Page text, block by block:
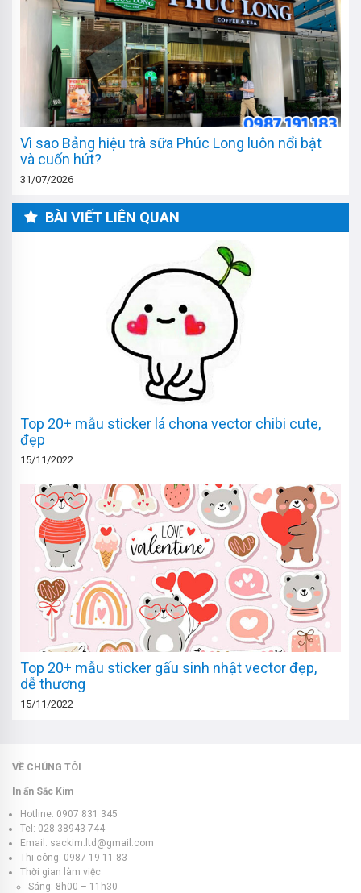
Vì sao Bảng hiệu trà sữa Phúc Long luôn nổi bật
và cuốn hút?
31/07/2026
BÀI VIẾT LIÊN QUAN
Top 20+ mẫu sticker lá chona vector chibi cute,
đẹp
15/11/2022
Top 20+ mẫu sticker gấu sinh nhật vector đẹp,
dễ thương
15/11/2022
VỀ CHÚNG TÔI
In ấn Sắc Kim
Hotline: 0907 831 345
Tel: 028 38943 744
Email: sackim.ltd@gmail.com
Thi công: 0987 19 11 83
Thời gian làm việc
Sáng: 8h00 – 11h30